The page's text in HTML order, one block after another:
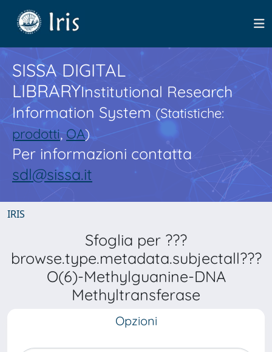
SISSA DIGITAL
LIBRARYInstitutional Research
Information System(Statistiche:
prodotti,OA)
Per informazioni contatta
sdl@sissa.it
IRIS
Sfoglia per ???
browse.type.metadata.subjectall???
O(6)-Methylguanine-DNA
Methyltransferase
Opzioni